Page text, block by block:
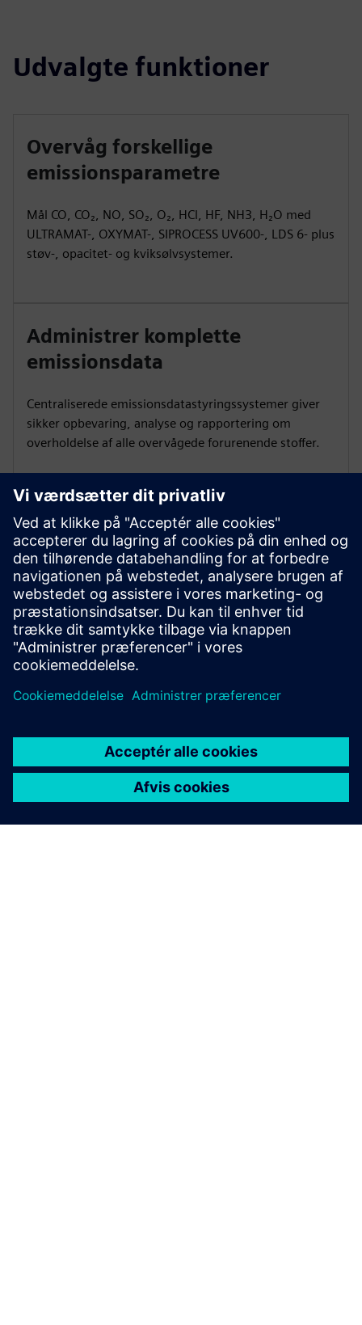
Udvalgte funktioner
Overvåg forskellige
emissionsparametre
Mål CO, CO₂, NO, SO₂, O₂, HCl, HF, NH3, H₂O med
ULTRAMAT-, OXYMAT-, SIPROCESS UV600-, LDS 6- plus
støv-, opacitet- og kviksølvsystemer.
Administrer komplette
emissionsdata
Centraliserede emissionsdatastyringssystemer giver
sikker opbevaring, analyse og rapportering om
overholdelse af alle overvågede forurenende stoffer.
Sikre pålidelig prøvehåndtering
Konditioneringsenheder med pumper, kølere og NOx-
omformere leverer nøjagtige resultater til gasanalyse
og volumenflowmåling.